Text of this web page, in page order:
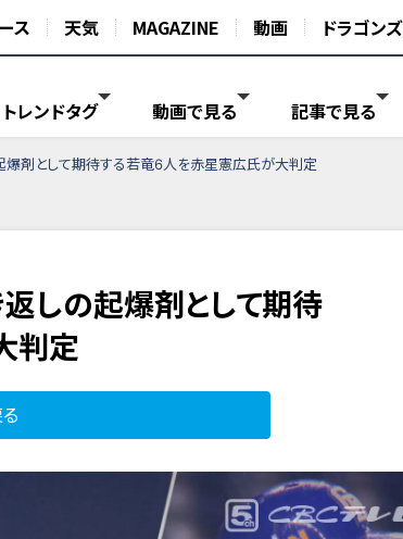
ス 天気 MAGAZINE 動画 ドラゴンズ
トレンドタグ 動画で見る 記事で見る
爆剤として期待する若竜6人を赤星憲広氏が大判定
しの起爆剤として期待
判定